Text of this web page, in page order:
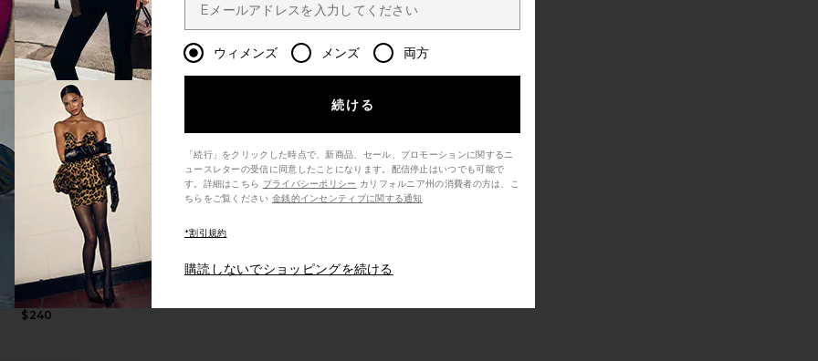
ドレス
Bardot
$159
レス
に入りMIX MEDIA ドレス
今トレン
ド！
過去48時間で
9回販売されま
ドレス
NBD
$240
お気に入りKOMAL ドレス
ウィメンズ メンズ 両方
続ける
「続行」をクリックした時点で、新商品、セール、プロモーションに関するニ
ュースレターの受信に同意したことになります。配信停止はいつでも可能で
す。詳細はこちら プライバシーポリシー
ちらをご覧ください 金銭的インセンティブに関する通知
*割引規約
購読しないでショッピングを続ける